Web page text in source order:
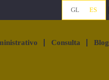
GL ES
Consulta Blog